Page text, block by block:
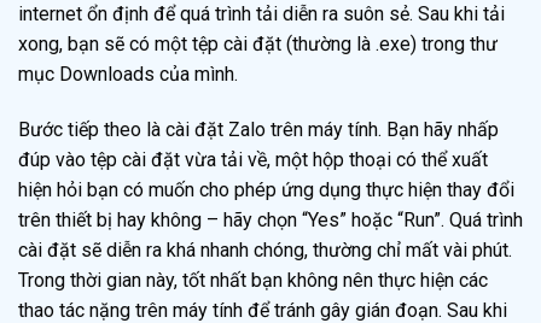
internet ổn định để quá trình tải diễn ra suôn sẻ. Sau khi tải
xong, bạn sẽ có một tệp cài đặt (thường là .exe) trong thư
mục Downloads của mình.
Bước tiếp theo là cài đặt Zalo trên máy tính. Bạn hãy nhấp
đúp vào tệp cài đặt vừa tải về, một hộp thoại có thể xuất
hiện hỏi bạn có muốn cho phép ứng dụng thực hiện thay đổi
trên thiết bị hay không – hãy chọn “Yes” hoặc “Run”. Quá trình
cài đặt sẽ diễn ra khá nhanh chóng, thường chỉ mất vài phút.
Trong thời gian này, tốt nhất bạn không nên thực hiện các
thao tác nặng trên máy tính để tránh gây gián đoạn. Sau khi